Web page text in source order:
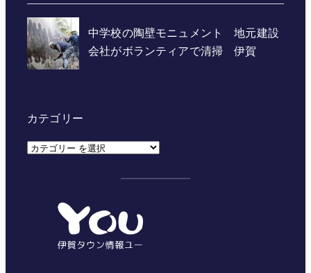
カテゴリー
カ